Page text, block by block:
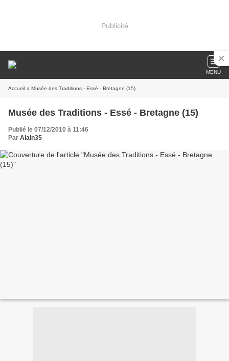
Publicité
MENU
Accueil » Musée des Traditions - Essé - Bretagne (15)
Musée des Traditions - Essé - Bretagne (15)
Publié le 07/12/2010 à 11:46
Par Alain35